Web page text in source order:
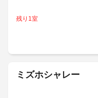
残り1室
ミズホシャレー